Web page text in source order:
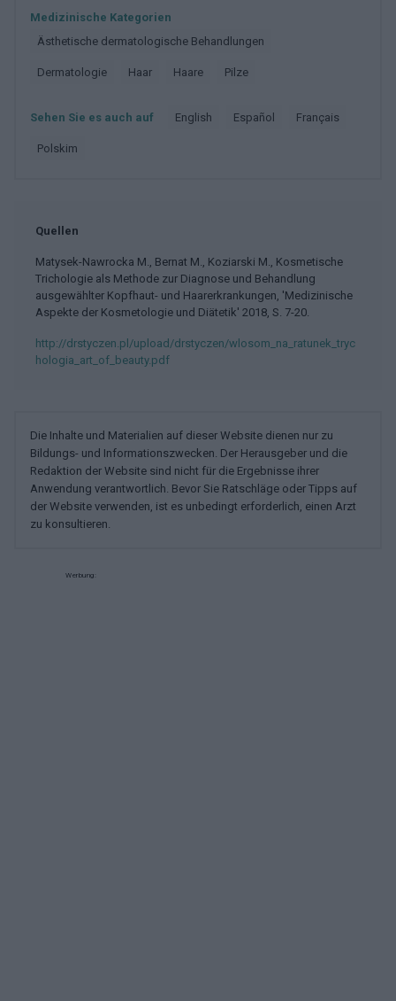
Medizinische Kategorien
ästhetische dermatologische Behandlungen
Dermatologie Haar Haare Pilze
Sehen Sie es auch auf english español français
polskim
Quellen
Matysek-Nawrocka M., Bernat M., Koziarski M., Kosmetische
Trichologie als Methode zur Diagnose und Behandlung
ausgewählter Kopfhaut- und Haarerkrankungen, 'Medizinische
Aspekte der Kosmetologie und Diätetik' 2018, S. 7-20.
http://drstyczen.pl/upload/drstyczen/wlosom_na_ratunek_tryc
hologia_art_of_beauty.pdf
Die Inhalte und Materialien auf dieser Website dienen nur zu
Bildungs- und Informationszwecken. Der Herausgeber und die
Redaktion der Website sind nicht für die Ergebnisse ihrer
Anwendung verantwortlich. Bevor Sie Ratschläge oder Tipps auf
der Website verwenden, ist es unbedingt erforderlich, einen Arzt
zu konsultieren.
Werbung: